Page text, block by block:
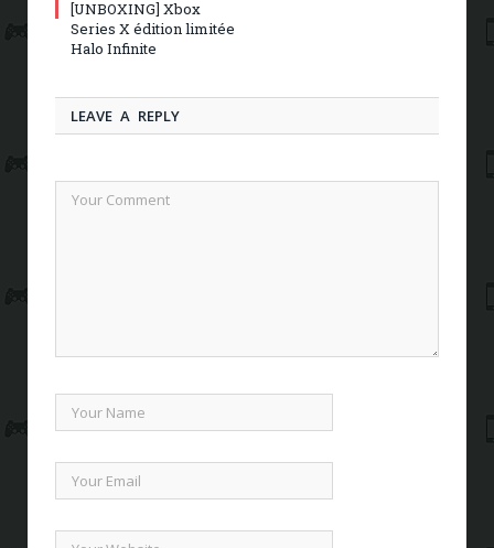
[UNBOXING] Xbox
Series X édition limitée
Halo Infinite
LEAVE A REPLY